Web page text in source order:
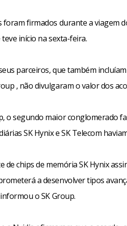
foram firmados durante a viagem
teve início na sexta-feira.
parceiros, que também
, não divulgaram o valor dos
o segundo maior conglomerado
SK Hynix e SK Telecom
de chips de memória SK Hynix
a desenvolver tipos
o SK Group.